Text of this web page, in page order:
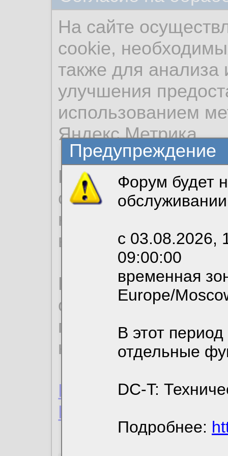
Предупреждение
Форум будет
с 03.08.2026,
09:00:00
временная
Europe/
В этот
отдельные
DC-T:
Подробнее:
На сайте
cookie,
также для анализа
улучшения
использованием
Яндекс.Метрика.
Продолжая
согласие на
необходимых для
вы можете
По
ознакомиться с
пользовательским
Пользовательское
Политика